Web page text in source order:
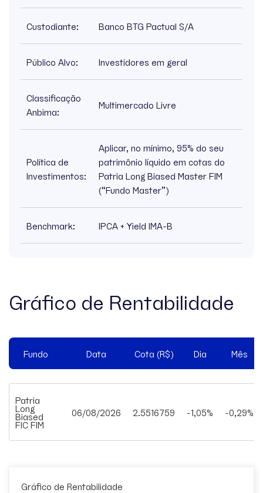
Custodiante: Banco BTG Pactual S/A
Público Alvo: Investidores em geral
Classificação
Anbima:
Multimercado Livre
Política de
Investimentos:
Aplicar, no mínimo, 95% do seu
patrimônio líquido em cotas do
Patria Long Biased Master FIM
(“Fundo Master”)
Benchmark: IPCA + Yield IMA-B
Gráfico de Rentabilidade
Fundo Data Cota (R$) Dia Mês
Patria
Long
Biased
FIC FIM
06/08/2026 2.5516759 -1,05% -0,29%
Gráfico de Rentabilidade